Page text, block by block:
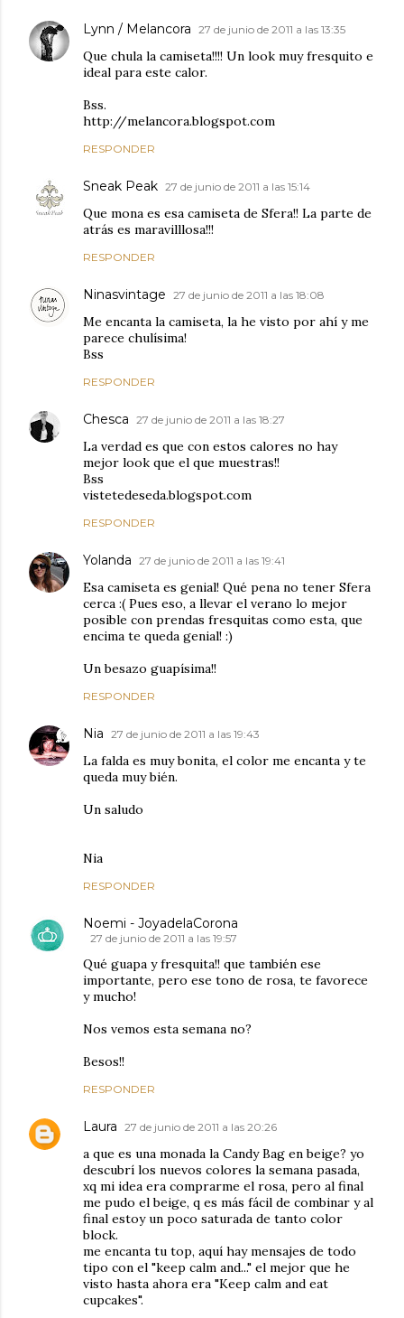
Lynn / Melancora 27 de junio de 2011 a las 13:35
Que chula la camiseta!!!! Un look muy fresquito e
ideal para este calor.
Bss.
http://melancora.blogspot.com
RESPONDER
Sneak Peak 27 de junio de 2011 a las 15:14
Que mona es esa camiseta de Sfera!! La parte de
atrás es maravilllosa!!!
RESPONDER
Ninasvintage 27 de junio de 2011 a las 18:08
Me encanta la camiseta, la he visto por ahí y me
parece chulísima!
Bss
RESPONDER
Chesca 27 de junio de 2011 a las 18:27
La verdad es que con estos calores no hay
mejor look que el que muestras!!
Bss
vistetedeseda.blogspot.com
RESPONDER
Yolanda 27 de junio de 2011 a las 19:41
Esa camiseta es genial! Qué pena no tener Sfera
cerca :( Pues eso, a llevar el verano lo mejor
posible con prendas fresquitas como esta, que
encima te queda genial! :)
Un besazo guapísima!!
RESPONDER
Nia 27 de junio de 2011 a las 19:43
La falda es muy bonita, el color me encanta y te
queda muy bién.
Un saludo
Nia
RESPONDER
Noemi - JoyadelaCorona
27 de junio de 2011 a las 19:57
Qué guapa y fresquita!! que también ese
importante, pero ese tono de rosa, te favorece
y mucho!
Nos vemos esta semana no?
Besos!!
RESPONDER
Laura 27 de junio de 2011 a las 20:26
a que es una monada la Candy Bag en beige? yo
descubrí los nuevos colores la semana pasada,
xq mi idea era comprarme el rosa, pero al final
me pudo el beige, q es más fácil de combinar y al
final estoy un poco saturada de tanto color
block.
me encanta tu top, aquí hay mensajes de todo
tipo con el "keep calm and..." el mejor que he
visto hasta ahora era "Keep calm and eat
cupcakes".